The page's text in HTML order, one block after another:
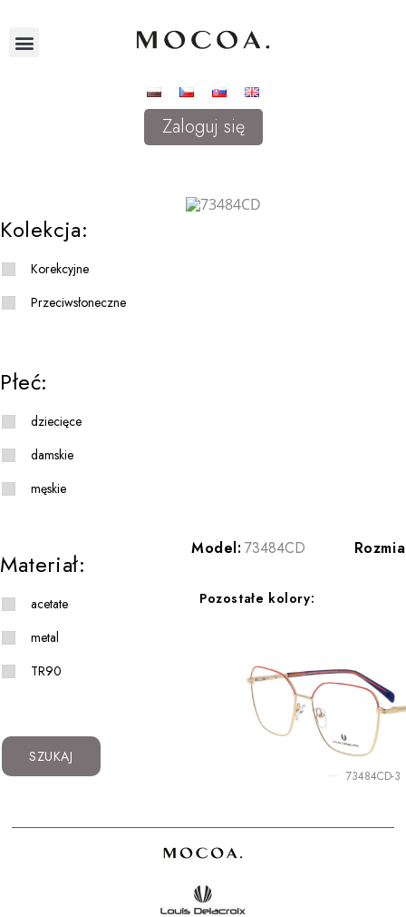
Zaloguj się
Kolekcja:
Korekcyjne
Przeciwsłoneczne
Płeć:
dziecięce
damskie
męskie
Materiał:
acetate
metal
TR90
SZUKAJ
Model: 73484CD
Pozostałe kolory:
73484CD-3